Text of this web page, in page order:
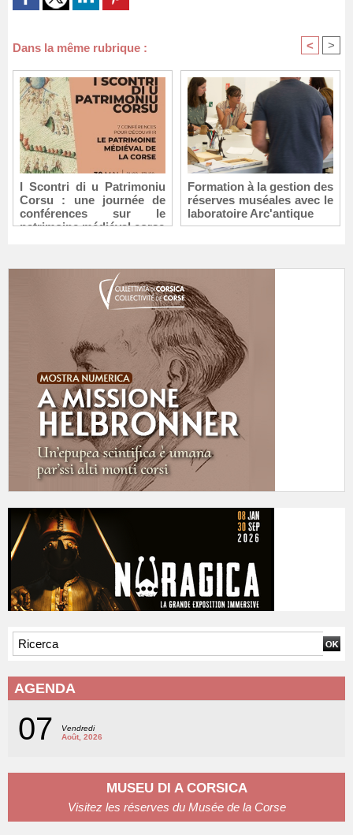
Dans la même rubrique : < >
I Scontri di u Patrimoniu
Corsu : une journée de
conférences sur le
patrimoine médiéval corse
Formation à la gestion des
réserves muséales avec le
laboratoire Arc'antique
AGENDA
07
Vendredi
Août, 2026
MUSEU DI A CORSICA
Visitez les réserves du Musée de la Corse